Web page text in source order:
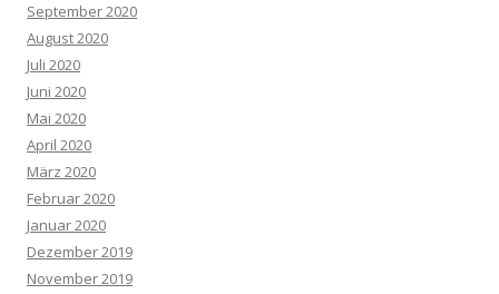
September 2020
August 2020
Juli 2020
Juni 2020
Mai 2020
April 2020
März 2020
Februar 2020
Januar 2020
Dezember 2019
November 2019